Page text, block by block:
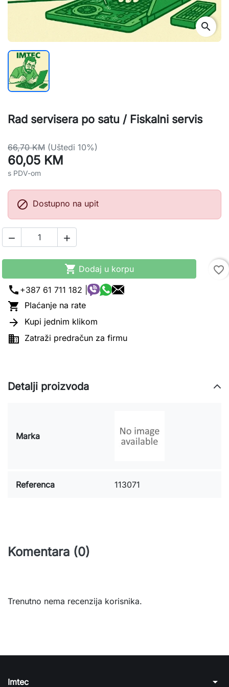
search
Rad servisera po satu / Fiskalni servis
66,70 KM (Uštedi 10%)
60,05 KM
s PDV-om
 Dostupno na upit
 
 Dodaj u korpu
favorite_border
call +387 61 711 182 |
 Plaćanje na rate
 Kupi jednim klikom
 Zatraži predračun za firmu
Detalji proizvoda
Marka
Referenca 113071
Komentara (0)
Trenutno nema recenzija korisnika.
Imtec arrow_drop_down